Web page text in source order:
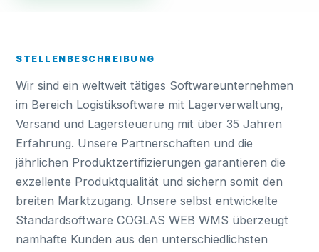
STELLENBESCHREIBUNG
Wir sind ein weltweit tätiges Softwareunternehmen
im Bereich Logistiksoftware mit Lagerverwaltung,
Versand und Lagersteuerung mit über 35 Jahren
Erfahrung. Unsere Partnerschaften und die
jährlichen Produktzertifizierungen garantieren die
exzellente Produktqualität und sichern somit den
breiten Marktzugang. Unsere selbst entwickelte
Standardsoftware COGLAS WEB WMS überzeugt
namhafte Kunden aus den unterschiedlichsten